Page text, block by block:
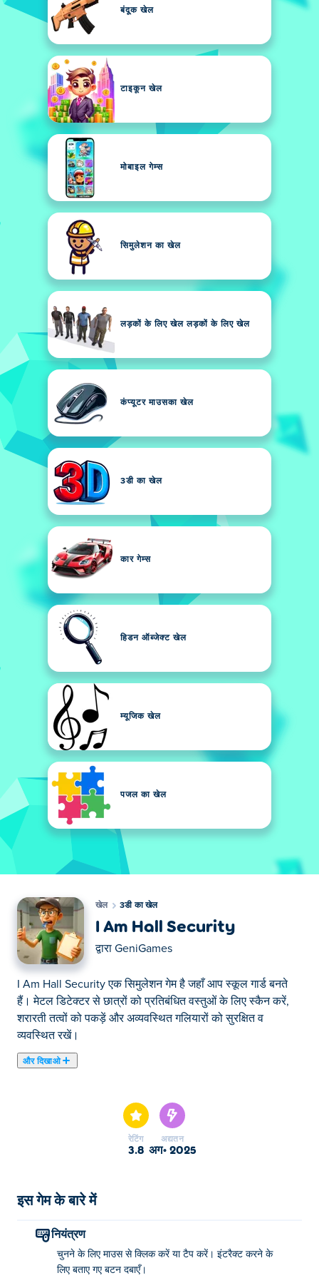
बंदूक खेल
टाइकून खेल
मोबाइल गेम्स
सिमुलेशन का खेल
लड़कों के लिए खेल लड़कों के लिए खेल
कंप्यूटर माउसका खेल
3डी का खेल
कार गेम्स
हिडन ऑब्जेक्ट खेल
म्यूजिक खेल
पजल का खेल
खेल 3डी का खेल
I Am Hall Security
द्वारा GeniGames
I Am Hall Security एक सिमुलेशन गेम है जहाँ आप स्कूल गार्ड बनते
हैं। मेटल डिटेक्टर से छात्रों को प्रतिबंधित वस्तुओं के लिए स्कैन करें,
शरारती तत्वों को पकड़ें और अव्यवस्थित गलियारों को सुरक्षित व
व्यवस्थित रखें।
और दिखाओ
छुपकर उपद्रव करने वालों को पकड़ें, छात्रों की जाँच करें, उनके सामान
की जाँच करें, और ज़रूरत पड़ने पर उन्हें अनुमति दें या उन्हें पकड़ें।
आलसी शिक्षकों और हर जगह घटित होने वाली अजीबोगरीब घटनाओं के
सकते हैं?
आई एम हॉल सिक्योरिटी कैसे खेलें?
चुनाव करने के लिए क्लिक या टैप करें। बातचीत करने के लिए संबंधित
बटन या कुंजियाँ दबाएँ।
रेटिंग
3.8
अद्यतन
अग॰ 2025
इस गेम के बारे में
नियंत्रण
चुनने के लिए माउस से क्लिक करें या टैप करें। इंटरैक्ट करने के
लिए बताए गए बटन दबाएँ।